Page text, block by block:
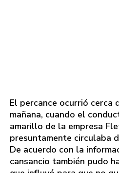
El percance ocurrió cerca
mañana, cuando el
amarillo de la empresa
presuntamente circulaba
De acuerdo con la
cansancio también pudo